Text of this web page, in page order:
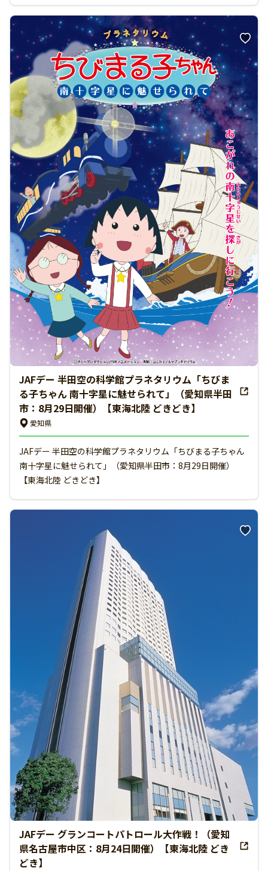
JAFデー 半田空の科学館プラネタリウム「ちびま
る子ちゃん 南十字星に魅せられて」（愛知県半田
市：8月29日開催）【東海北陸 どきどき】
愛知県
JAFデー 半田空の科学館プラネタリウム「ちびまる子ちゃん
南十字星に魅せられて」（愛知県半田市：8月29日開催）
【東海北陸 どきどき】
JAFデー グランコートパトロール大作戦！（愛知
県名古屋市中区：8月24日開催）【東海北陸 どき
どき】